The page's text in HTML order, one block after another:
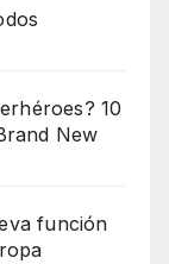
10
New
función